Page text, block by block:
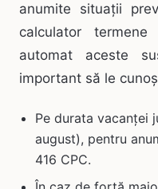
anumite situații
calculator
automat aceste
important să le
Pe durata vacanței
august), pentru
416 CPC.